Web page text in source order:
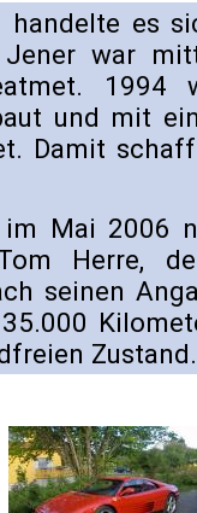
handelte es
war
und mit
Damit
im Mai 2006
Herre,
seinen